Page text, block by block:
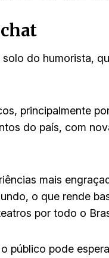
do humorista,
principalmente
do país, com
mais
o que rende
por todo o
público pode